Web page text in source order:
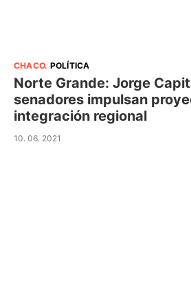
CHACO. POLÍTICA
Norte Grande: Jorge
senadores impulsan
integración regional
10. 06. 2021